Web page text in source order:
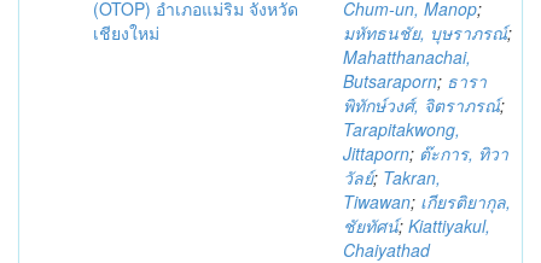
(OTOP) อำเภอแม่ริม จังหวัด
เชียงใหม่
Chum-un, Manop;
มหัทธนชัย, บุษราภรณ์;
Mahatthanachai,
Butsaraporn; ธารา
พิทักษ์วงศ์, จิตราภรณ์;
Tarapitakwong,
Jittaporn; ต๊ะการ, ทิวา
วัลย์; Takran,
Tiwawan; เกียรติยากุล,
ชัยทัศน์; Kiattiyakul,
Chaiyathad